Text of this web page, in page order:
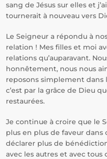
sang de Jésus sur elles et
tournerait à nouveau vers
Le Seigneur a répondu à
relation ! Mes filles et moi
relations qu’auparavant.
honnêtement, nous nous
reposons simplement dans
c’est par la grâce de Dieu
restaurées.
Je continue à croire que le
plus en plus de faveur
déclarer plus de
avec les autres et avec